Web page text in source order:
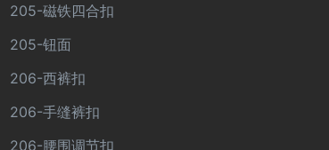
205-磁铁四合扣
205-钮面
206-西裤扣
206-手缝裤扣
206-腰围调节扣